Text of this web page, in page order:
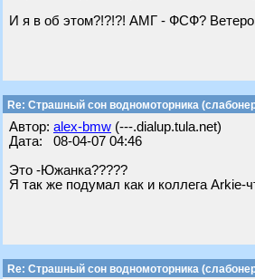
И я в об этом?!?!?! AМГ - ФСФ?
Re: Страшный сон водномоторника
Автор: alex-bmw (---.dialup.tula.net)
Дата: 08-04-07 04:46
Это -Южанка?????
Я так же подумал как и коллега Arkie-
Re: Страшный сон водномоторника